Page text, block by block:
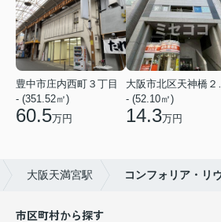
豊中市庄内西町３丁目
- (351.52㎡)
60.5万円
大
- (52.10㎡)
14.3万円
大阪天満宮駅 コンフォリア・
市区町村から探す